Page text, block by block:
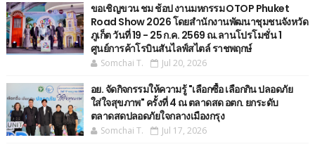
ขอเชิญขวน ชม ช้อป งานมหกรรม OTOP Phuket
Road Show 2026 โดยสำนักงานพัฒนาชุมชนจังหวัด
ภูเก็ต วันที่ 19 - 25 ก.ค. 2569 ณ.ลานโปรโมชั่น 1
ศูนย์การค้าโรบินสันไลฟ์สไตล์ ราชพฤกษ์
Somchai T. Jul 20, 2026
อย. จัดกิจกรรมให้ความรู้ "เลือกซื้อ เลือกกิน ปลอดภัย
ใส่ใจสุขภาพ" ครั้งที่ 4 ณ ตลาดสด อตก. ยกระดับ
ตลาดสดปลอดภัยใจกลางเมืองกรุง
Somchai T. Jul 17, 2026